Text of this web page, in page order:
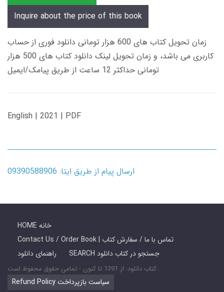
Inquire about the price of this book
زمان تحویل کتاب های 600 هزار تومانی دانلود فوری از حساب
کاربری می باشد، و زمان تحویل لینک دانلود کتاب های 500 هزار
تومانی حداکثر 12 ساعت از طریق پیامک/ایمیل
English | 2021 | PDF
ارسال پیام از طریق ایتا: 09390588906
HOME خانه
Contact Us / Order Book | تماس با ما / سفارش کتاب
راهنمای دانلود
SEARCH جستجو در کتاب دانلود
کتاب دانلود: از 1391 تا کنون - تمامی حقوق محفوظ است
Refund Policy سیاست بازپرداخت